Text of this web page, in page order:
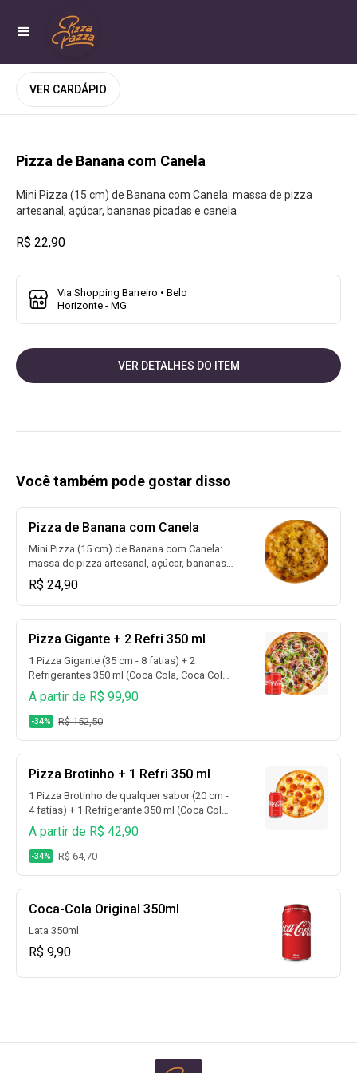
VER CARDÁPIO
Pizza de Banana com Canela
Mini Pizza (15 cm) de Banana com Canela: massa de pizza
artesanal, açúcar, bananas picadas e canela
R$ 22,90
Via Shopping Barreiro • Belo
Horizonte - MG
VER DETALHES DO ITEM
Você também pode gostar disso
Pizza de Banana com Canela
Mini Pizza (15 cm) de Banana com Canela:
massa de pizza artesanal, açúcar, bananas
picadas e canela
R$ 24,90
Pizza Gigante + 2 Refri 350 ml
1 Pizza Gigante (35 cm - 8 fatias) + 2
Refrigerantes 350 ml (Coca Cola, Coca Cola
Sem Açúcar, Guaraná, Fanta Laranja, Fanta
Uva, Sprite, Sprite Zero e muito mais)
A partir de R$ 99,90
-34% R$ 152,50
Pizza Brotinho + 1 Refri 350 ml
1 Pizza Brotinho de qualquer sabor (20 cm -
4 fatias) + 1 Refrigerante 350 ml (Coca Cola,
Coca Cola Sem Açúcar, Guaraná, Fanta
Laranja, Fanta Uva, Sprite, Sprite Zero e
muito mais)
A partir de R$ 42,90
-34% R$ 64,70
Coca-Cola Original 350ml
Lata 350ml
R$ 9,90